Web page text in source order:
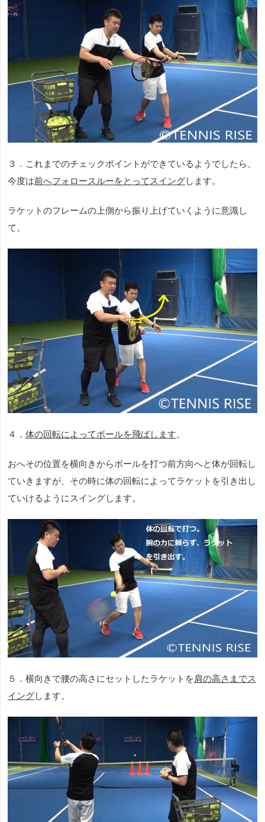
３．これまでのチェックポイントができているようでしたら、
今度は前へフォロースルーをとってスイングします。
ラケットのフレームの上側から振り上げていくように意識し
て。
４． 体の回転によってボールを飛ばします。
おへその位置を横向きからボールを打つ前方向へと体が回転し
ていきますが、その時に体の回転によってラケットを引き出し
ていけるようにスイングします。
５．横向きで腰の高さにセットしたラケットを肩の高さまでス
イングします。